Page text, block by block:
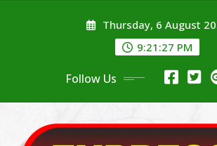
Thursday, 6 August
9:21:28 PM
Follow Us